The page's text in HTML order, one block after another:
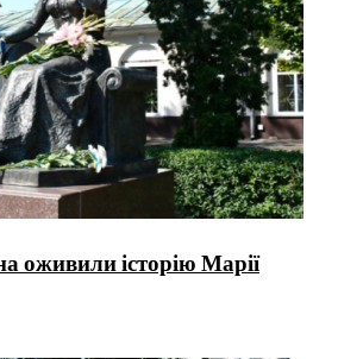
оживили історію Марії